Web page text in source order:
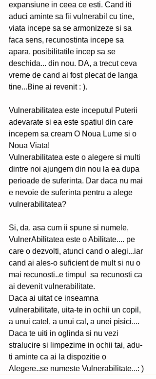
expansiune in ceea ce esti. Cand iti
aduci aminte sa fii vulnerabil cu tine,
viata incepe sa se armonizeze si sa
faca sens, recunostinta incepe sa
apara, posibilitatile incep sa se
deschida... din nou. DA, a trecut ceva
vreme de cand ai fost plecat de langa
tine...Bine ai revenit : ).
Vulnerabilitatea este inceputul Puterii
adevarate si ea este spatiul din care
incepem sa cream O Noua Lume si o
Noua Viata!
Vulnerabilitatea este o alegere si multi
dintre noi ajungem din nou la ea dupa
perioade de suferinta. Dar daca nu mai
e nevoie de suferinta pentru a alege
vulnerabilitatea?
Si, da, asa cum ii spune si numele,
VulnerAbilitatea este o Abilitate.... pe
care o dezvolti, atunci cand o alegi...iar
cand ai ales-o suficient de mult si nu o
mai recunosti..e timpul  sa recunosti ca
ai devenit vulnerabilitate.
Daca ai uitat ce inseamna
vulnerabilitate, uita-te in ochii un copil,
a unui catel, a unui cal, a unei pisici....
Daca te uiti in oglinda si nu vezi
stralucire si limpezime in ochii tai, adu-
ti aminte ca ai la dispozitie o
Alegere..se numeste Vulnerabilitate...: )